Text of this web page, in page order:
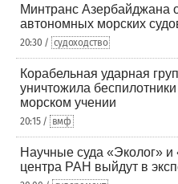
Минтранс Азербайджана
автономных морских
20:30 / судоходство
Корабельная ударная
уничтожила
морском учении
20:15 / вмф
Научные суда «Эколог» и
центра РАН выйдут в